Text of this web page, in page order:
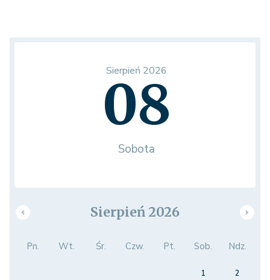
Sierpień 2026
08
Sobota
Sierpień 2026
Pn. Wt. Śr. Czw. Pt. Sob. Ndz.
1
2